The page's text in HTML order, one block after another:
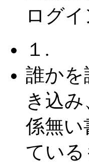
ログイ
１.
誰かを
き込
係無い
てい